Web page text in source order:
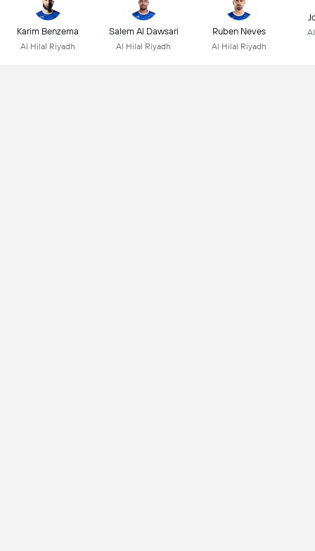
Karim Benzema
Al Hilal Riyadh
Salem Al Dawsari
Al Hilal Riyadh
Ruben Neves
Al Hilal Riyadh